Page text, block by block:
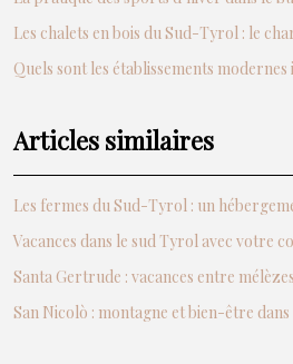
Les chalets en bois du Sud-Tyrol : le
Quels sont les établissements
Articles similaires
Les fermes du Sud-Tyrol : un
Vacances dans le sud Tyrol avec votre
Santa Gertrude : vacances entre
San Nicolò : montagne et bien-être dans